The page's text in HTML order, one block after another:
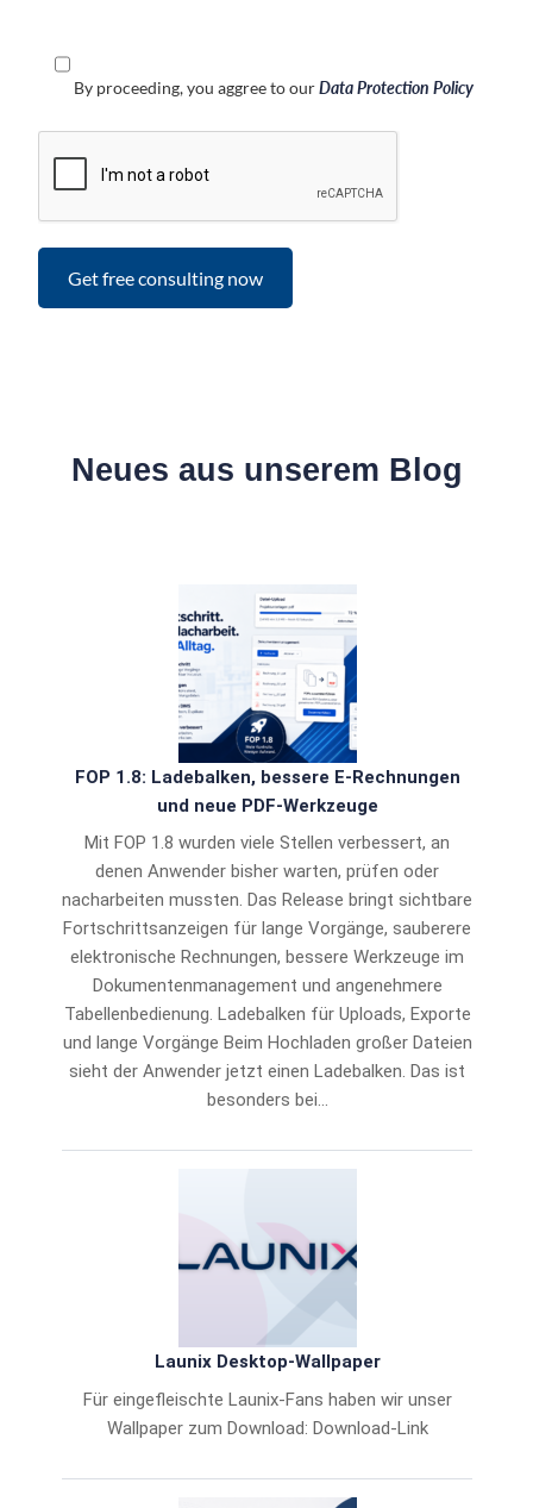
By proceeding, you aggree to ourData Protection Policy
Neues aus unserem Blog
FOP 1.8: Ladebalken, bessere E-Rechnungen
und neue PDF-Werkzeuge
Mit FOP 1.8 wurden viele Stellen verbessert, an
denen Anwender bisher warten, prüfen oder
nacharbeiten mussten. Das Release bringt sichtbare
Fortschrittsanzeigen für lange Vorgänge, sauberere
elektronische Rechnungen, bessere Werkzeuge im
Dokumentenmanagement und angenehmere
Tabellenbedienung. Ladebalken für Uploads, Exporte
und lange Vorgänge Beim Hochladen großer Dateien
sieht der Anwender jetzt einen Ladebalken. Das ist
besonders bei…
Launix Desktop-Wallpaper
Für eingefleischte Launix-Fans haben wir unser
Wallpaper zum Download: Download-Link